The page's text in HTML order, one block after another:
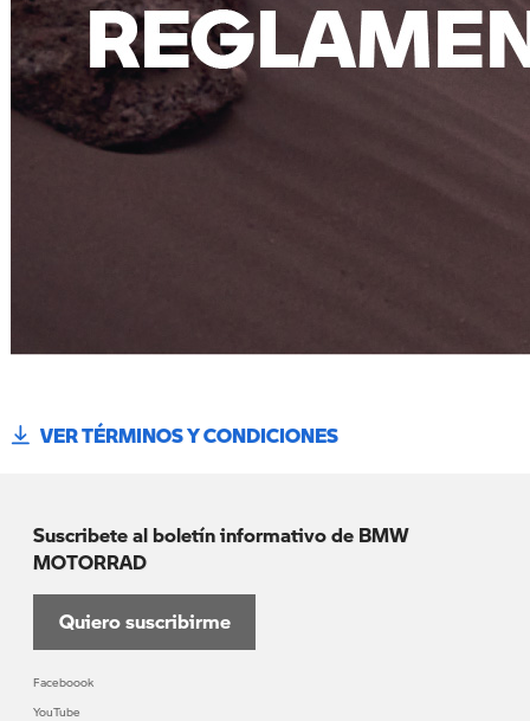
VER TÉRMINOS Y CONDICIONES
Suscribete al boletín informativo de BMW
MOTORRAD
Quiero suscribirme
Faceboook
YouTube